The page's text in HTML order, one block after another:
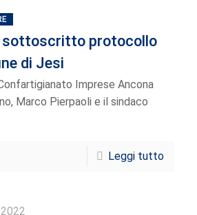
sottoscritto protocollo
di Jesi
Imprese Ancona
Marco Pierpaoli e il sindaco
Leggi tutto